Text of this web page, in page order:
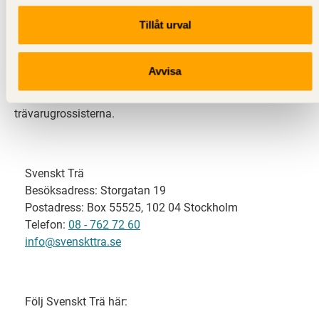
Tillåt urval
Avvisa
Svenskt Trä representerar svensk sågverksindustri
och är en del av branschorganisationen
svensk limträ-, KL-trä- och förpackningsindustri samt
trävarugrossisterna.
Svenskt Trä
Besöksadress: Storgatan 19
Postadress: Box 55525, 102 04 Stockholm
Telefon: 08 - 762 72 60
info@svenskttra.se
Följ Svenskt Trä här: